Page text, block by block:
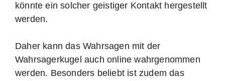
könnte ein solcher geistiger Kontakt hergestellt
werden.
Daher kann das Wahrsagen mit der
Wahrsagerkugel auch online wahrgenommen
werden. Besonders beliebt ist zudem das